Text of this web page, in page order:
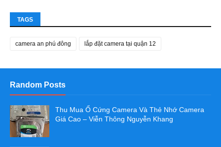
TAGS
camera an phú đông lắp đặt camera tại quận 12
Random Posts
Thu Mua Ổ Cứng Camera Và Thẻ Nhớ Camera
Giá Cao – Viễn Thông Nguyễn Khang